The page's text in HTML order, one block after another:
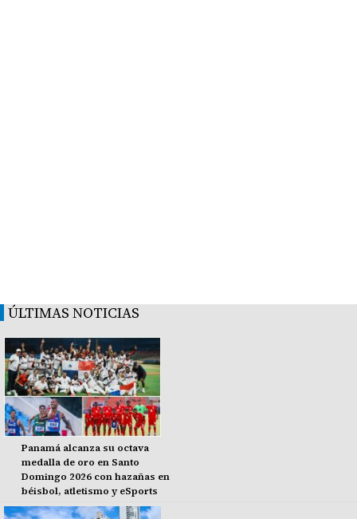
ÚLTIMAS NOTICIAS
Panamá alcanza su octava
medalla de oro en Santo
Domingo 2026 con hazañas en
béisbol, atletismo y eSports